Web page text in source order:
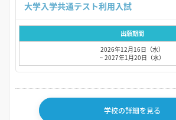
出願期間
2026年12月16日（水）
~ 2027年1月20日（水）
学校の詳細を見る